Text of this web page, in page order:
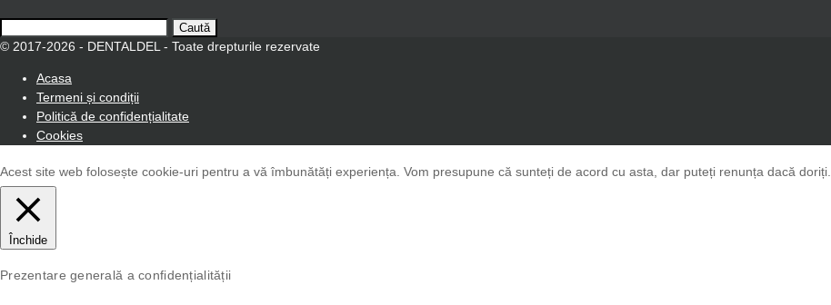
după:
© 2017-2026 - DENTALDEL - Toate drepturile rezervate
Acasa
Termeni și condiții
Politică de confidențialitate
Cookies
Acest site web folosește cookie-uri pentru a vă îmbunătăți experiența. Vom presupune că sunteți de acord cu asta, dar puteți renunța dacă doriți.
Închide
Prezentare generală a confidențialității